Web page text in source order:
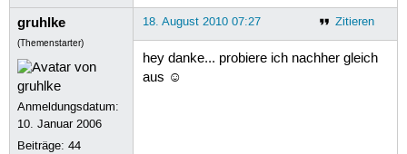
gruhlke
(Themenstarter)
Anmeldungsdatum:
10. Januar 2006
Beiträge:44
Zitieren
18. August 2010 07:27
hey danke... probiere ich nachher gleich
aus ☺